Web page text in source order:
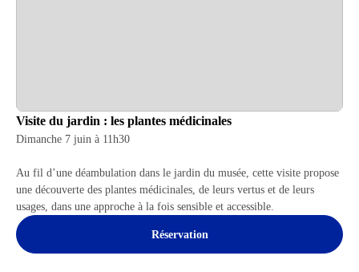
Visite du jardin : les plantes médicinales
Dimanche 7 juin à 11h30
Au fil d’une déambulation dans le jardin du musée, cette visite propose
une découverte des plantes médicinales, de leurs vertus et de leurs
usages, dans une approche à la fois sensible et accessible.
Réservation